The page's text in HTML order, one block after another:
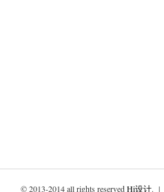
© 2013-2014 all rights reservedHi设计. |